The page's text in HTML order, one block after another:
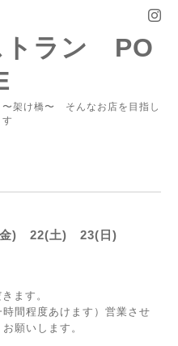
トラン PO
架け橋〜 そんなお店を目指し
) 22(土) 23(日)
ます。
間程度あけます）営業させ
願いします。